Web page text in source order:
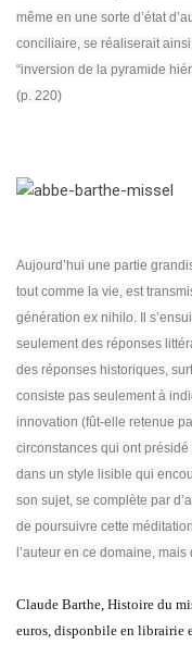
même en une sorte d’état
conciliaire, se réaliserait
“inversion de la pyramide
(p. 220)
Aujourd’hui une partie
tout comme la vie, est
génération ex nihilo. Il
seulement des réponses
des réponses historiques,
consiste pas seulement à
innovation (fût-elle retenue
circonstances qui ont
dans un style lisible qui
son sujet, se complète par
de poursuivre cette
l’auteur en ce domaine,
Claude Barthe, Histoire du
euros, disponbile en librairie